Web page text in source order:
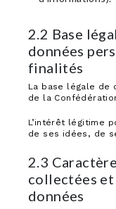
2.2 Base
données
finalités
La base légale de
de la Confédération
L’intérêt légitime
de ses idées, de
2.3
collectées
données